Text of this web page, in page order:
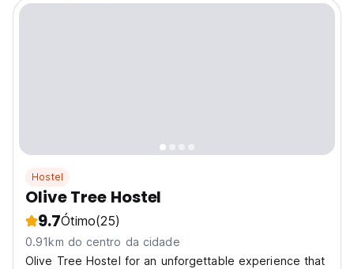
Hostel
Olive Tree Hostel
9.7Ótimo(25)
0.91km do centro da cidade
Olive Tree Hostel for an unforgettable experience that